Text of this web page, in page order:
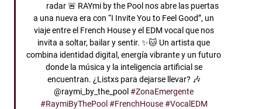
radar 🚨 RAYmi by the Pool nos abre las puertas
a una nueva era con “I Invite You to Feel Good”, un
viaje entre el French House y el EDM vocal que nos
invita a soltar, bailar y sentir. ✨🐱 Un artista que
combina identidad digital, energía vibrante y un futuro
donde la música y la inteligencia artificial se
encuentran. ¿Listxs para dejarse llevar? 🎶
@raymi_by_the_pool #ZonaEmergente
#RaymiByThePool #FrenchHouse #VocalEDM